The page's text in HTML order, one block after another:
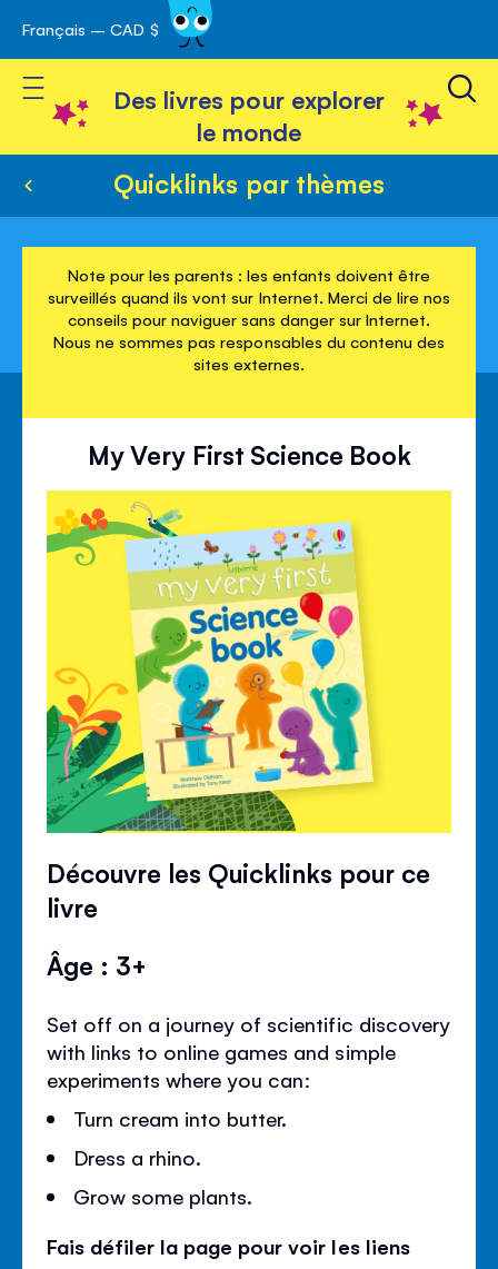
Skip
to
Content
Français – CAD $
Toggle Nav
Des livres pour explorer
le monde
Quicklinks par thèmes
Note pour les parents : les enfants doivent être
surveillés quand ils vont sur Internet. Merci de lire nos
conseils pour naviguer sans danger sur Internet.
Nous ne sommes pas responsables du contenu des
sites externes.
My Very First Science Book
Découvre les Quicklinks pour ce
livre
Âge : 3+
Set off on a journey of scientific discovery
with links to online games and simple
experiments where you can:
Turn cream into butter.
Dress a rhino.
Grow some plants.
Fais défiler la page pour voir les liens